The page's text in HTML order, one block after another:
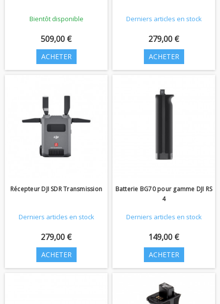
Bientôt disponible
509,00 €
ACHETER
Derniers articles en stock
279,00 €
ACHETER
Récepteur DJI SDR Transmission
Derniers articles en stock
279,00 €
ACHETER
Batterie BG70 pour gamme DJI RS
4
Derniers articles en stock
149,00 €
ACHETER